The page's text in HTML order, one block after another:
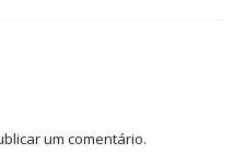
um comentário.